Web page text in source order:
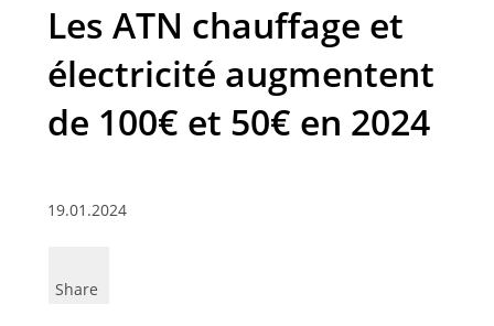
Les ATN chauffage et
électricité augmentent
de 100€ et 50€ en 2024
19.01.2024
Share